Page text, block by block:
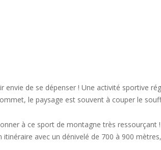
de se dépenser ! Une activité sportive
le paysage est souvent à couper le
à ce sport de montagne très ressourçant
avec un dénivelé de 700 à 900